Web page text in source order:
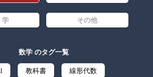
その他
数学 のタグ一覧
教科書 線形代数